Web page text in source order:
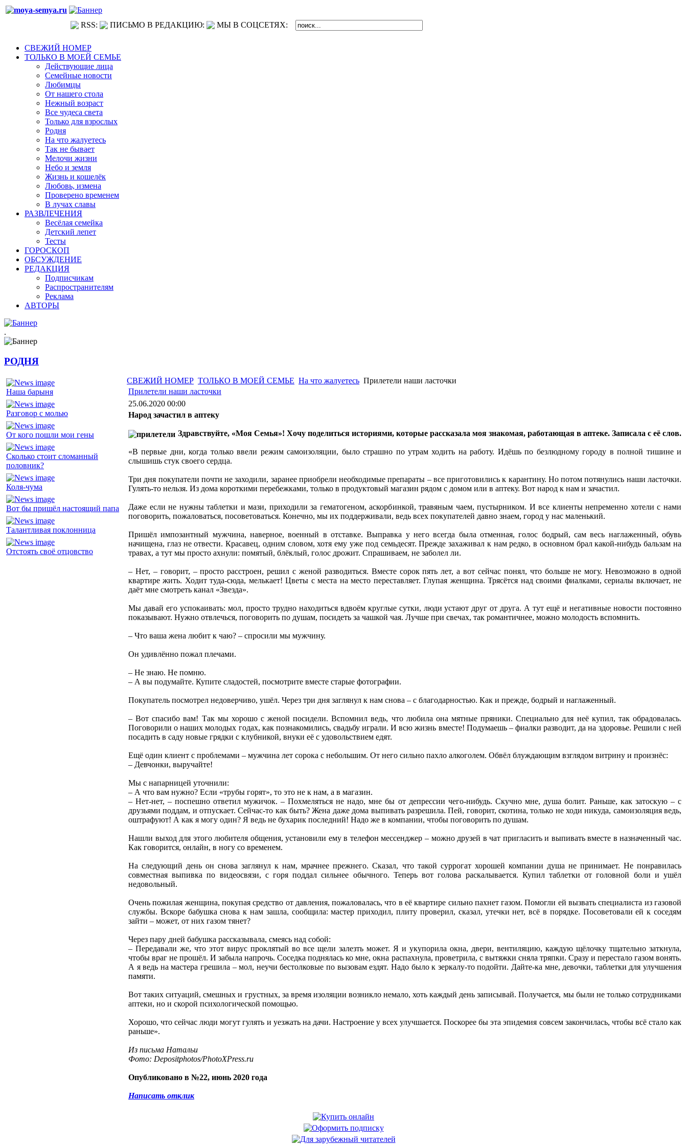
RSS: ПИСЬМО В РЕДАКЦИЮ: МЫ В СОЦСЕТЯХ:
СВЕЖИЙ НОМЕР
ТОЛЬКО В МОЕЙ СЕМЬЕ
Действующие лица
Семейные новости
Любимцы
От нашего стола
Нежный возраст
Все чудеса света
Только для взрослых
Родня
На что жалуетесь
Так не бывает
Мелочи жизни
Небо и земля
Жизнь и кошелёк
Любовь, измена
Проверено временем
В лучах славы
РАЗВЛЕЧЕНИЯ
Весёлая семейка
Детский лепет
Тесты
ГОРОСКОП
ОБСУЖДЕНИЕ
РЕДАКЦИЯ
Подписчикам
Распространителям
Реклама
АВТОРЫ
.
РОДНЯ
Наша барыня
Разговор с молью
От кого пошли мои гены
Сколько стоит сломанный
половник?
Коля-чума
Вот бы пришёл настоящий папа
Талантливая поклонница
Отстоять своё отцовство
СВЕЖИЙ НОМЕР ТОЛЬКО В МОЕЙ СЕМЬЕ На что жалуетесь Прилетели наши ласточки
Прилетели наши ласточки
25.06.2020 00:00
Народ зачастил в аптеку
Здравствуйте, «Моя Семья»! Хочу поделиться историями, которые рассказала моя знакомая, работающая в аптеке. Записала с её слов.
«В первые дни, когда только ввели режим самоизоляции, было страшно по утрам ходить на работу. Идёшь по безлюдному городу в полной тишине и
слышишь стук своего сердца.
Три дня покупатели почти не заходили, заранее приобрели необходимые препараты – все приготовились к карантину. Но потом потянулись наши ласточки.
Гулять-то нельзя. Из дома короткими перебежками, только в продуктовый магазин рядом с домом или в аптеку. Вот народ к нам и зачастил.
Даже если не нужны таблетки и мази, приходили за гематогеном, аскорбинкой, травяным чаем, пустырником. И все клиенты непременно хотели с нами
поговорить, пожаловаться, посоветоваться. Конечно, мы их поддерживали, ведь всех покупателей давно знаем, город у нас маленький.
Пришёл импозантный мужчина, наверное, военный в отставке. Выправка у него всегда была отменная, голос бодрый, сам весь наглаженный, обувь
начищена, глаз не отвести. Красавец, одним словом, хотя ему уже под семьдесят. Прежде захаживал к нам редко, в основном брал какой-нибудь бальзам на
травах, а тут мы просто ахнули: помятый, блёклый, голос дрожит. Спрашиваем, не заболел ли.
– Нет, – говорит, – просто расстроен, решил с женой разводиться. Вместе сорок пять лет, а вот сейчас понял, что больше не могу. Невозможно в одной
квартире жить. Ходит туда-сюда, мелькает! Цветы с места на место переставляет. Глупая женщина. Трясётся над своими фиалками, сериалы включает, не
даёт мне смотреть канал «Звезда».
Мы давай его успокаивать: мол, просто трудно находиться вдвоём круглые сутки, люди устают друг от друга. А тут ещё и негативные новости постоянно
показывают. Нужно отвлечься, поговорить по душам, посидеть за чашкой чая. Лучше при свечах, так романтичнее, можно молодость вспомнить.
– Что ваша жена любит к чаю? – спросили мы мужчину.
Он удивлённо пожал плечами.
– Не знаю. Не помню.
– А вы подумайте. Купите сладостей, посмотрите вместе старые фотографии.
Покупатель посмотрел недоверчиво, ушёл. Через три дня заглянул к нам снова – с благодарностью. Как и прежде, бодрый и наглаженный.
– Вот спасибо вам! Так мы хорошо с женой посидели. Вспомнил ведь, что любила она мятные пряники. Специально для неё купил, так обрадовалась.
Поговорили о наших молодых годах, как познакомились, свадьбу играли. И всю жизнь вместе! Подумаешь – фиалки разводит, да на здоровье. Решили с ней
посадить в саду новые грядки с клубникой, внуки её с удовольствием едят.
Ещё один клиент с проблемами – мужчина лет сорока с небольшим. От него сильно пахло алкоголем. Обвёл блуждающим взглядом витрину и произнёс:
– Девчонки, выручайте!
Мы с напарницей уточнили:
– А что вам нужно? Если «трубы горят», то это не к нам, а в магазин.
– Нет-нет, – поспешно ответил мужичок. – Похмеляться не надо, мне бы от депрессии чего-нибудь. Скучно мне, душа болит. Раньше, как затоскую – с
друзьями поддам, и отпускает. Сейчас-то как быть? Жена даже дома выпивать разрешила. Пей, говорит, скотина, только не ходи никуда, самоизоляция ведь,
оштрафуют! А как я могу один? Я ведь не бухарик последний! Надо же в компании, чтобы поговорить по душам.
Нашли выход для этого любителя общения, установили ему в телефон мессенджер – можно друзей в чат пригласить и выпивать вместе в назначенный час.
Как говорится, онлайн, в ногу со временем.
На следующий день он снова заглянул к нам, мрачнее прежнего. Сказал, что такой суррогат хорошей компании душа не принимает. Не понравилась
совместная выпивка по видеосвязи, с горя поддал сильнее обычного. Теперь вот голова раскалывается. Купил таблетки от головной боли и ушёл
недовольный.
Очень пожилая женщина, покупая средство от давления, пожаловалась, что в её квартире сильно пахнет газом. Помогли ей вызвать специалиста из газовой
службы. Вскоре бабушка снова к нам зашла, сообщила: мастер приходил, плиту проверил, сказал, утечки нет, всё в порядке. Посоветовали ей к соседям
зайти – может, от них газом тянет?
Через пару дней бабушка рассказывала, смеясь над собой:
– Передавали же, что этот вирус проклятый во все щели залезть может. Я и укупорила окна, двери, вентиляцию, каждую щёлочку тщательно заткнула,
чтобы враг не прошёл. И забыла напрочь. Соседка поднялась ко мне, окна распахнула, проветрила, с вытяжки сняла тряпки. Сразу и перестало газом вонять.
А я ведь на мастера грешила – мол, неучи бестолковые по вызовам ездят. Надо было к зеркалу-то подойти. Дайте-ка мне, девочки, таблетки для улучшения
памяти.
Вот таких ситуаций, смешных и грустных, за время изоляции возникло немало, хоть каждый день записывай. Получается, мы были не только сотрудниками
аптеки, но и скорой психологической помощью.
Хорошо, что сейчас люди могут гулять и уезжать на дачи. Настроение у всех улучшается. Поскорее бы эта эпидемия совсем закончилась, чтобы всё стало как
раньше».
Из письма Натальи
Фото: Depositphotos/PhotoXPress.ru
Опубликовано в №22, июнь 2020 года
Написать отклик